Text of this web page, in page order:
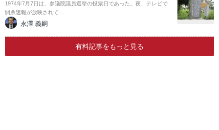
1974年7月7日は、参議院議員選挙の投票日であった。夜、テレビで
開票速報が放映されて…
永澤 義嗣
有料記事をもっと見る